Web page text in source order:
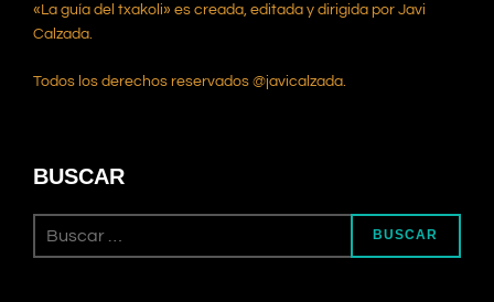
«La guía del txakoli» es creada, editada y dirigida por Javi
Calzada.
Todos los derechos reservados @javicalzada.
BUSCAR
BUSCAR